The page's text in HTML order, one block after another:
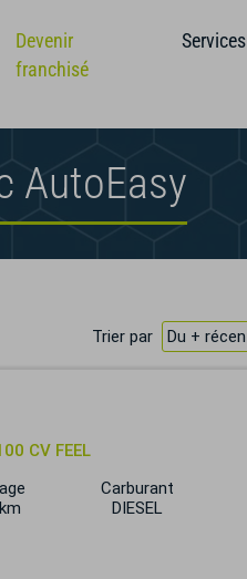
Devenir
franchisé
Services
AutoEasy
Trier par
CV FEEL
Carburant
DIESEL